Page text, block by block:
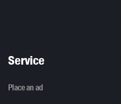
Service
Place an ad